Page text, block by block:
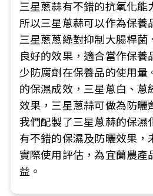
三星蔥蒜有不錯的抗氧化能
所以三星蔥蒜可以作為保養
三星蔥蔥綠對抑制大腸桿菌
良好的效果，適合當作保養
少防腐劑在保養品的使用量
的保濕成效，三星蔥白、蔥
效果，三星蔥蒜可做為防曬
我們配製了三星蔥蒜的保濕
有不錯的保濕及防曬效果，
實際使用評估，為宜蘭農產
益。